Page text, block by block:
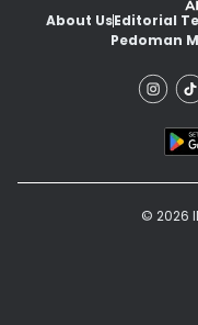
About UsEditorial
Pedoman
© 2026